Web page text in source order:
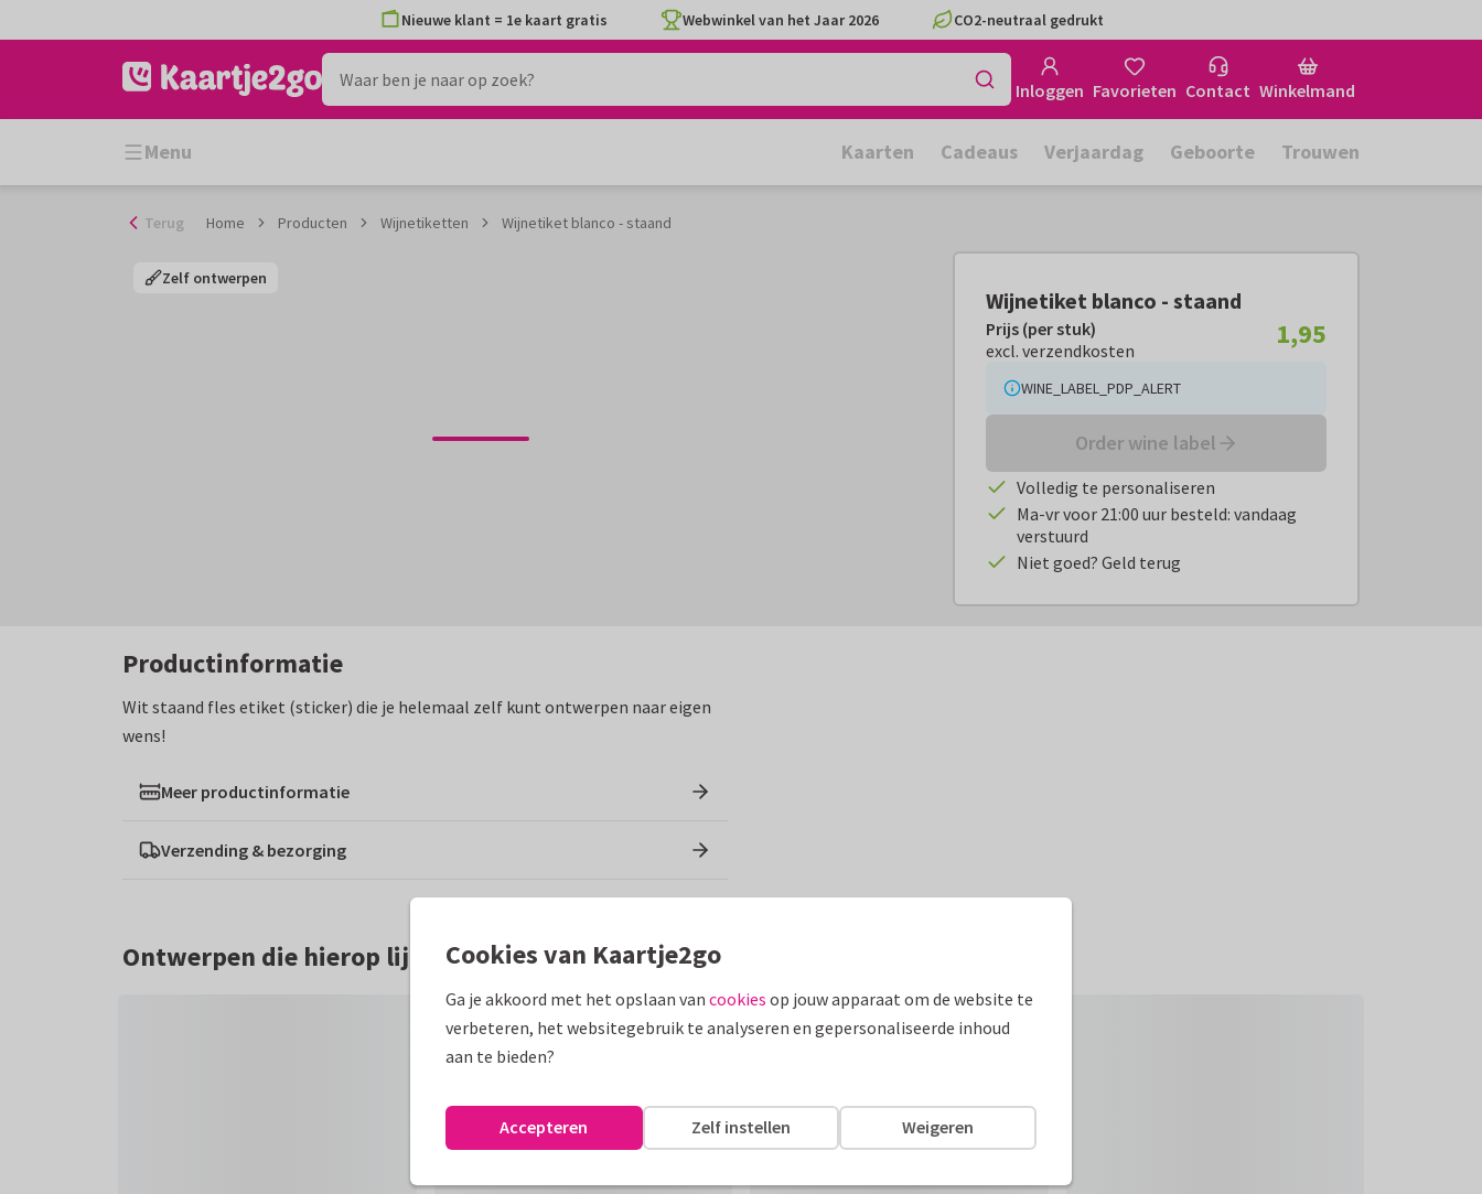
naar
Nieuwe klant = 1e kaart gratis Webwinkel van het Jaar 2026 CO2-neutraal gedrukt
Inloggen Favorieten Contact Winkelmand
Menu Kaarten Cadeaus Verjaardag Geboorte Trouwen
Terug Home Producten Wijnetiketten Wijnetiket blanco - staand
Zelf ontwerpen
Wijnetiket blanco - staand
Prijs (per stuk): excl. verzendkosten
Prijs (per stuk)
excl. verzendkosten
1,95
WINE_LABEL_PDP_ALERT
Order wine label
Volledig te personaliseren
Ma-vr voor 21:00 uur besteld: vandaag
verstuurd
Niet goed? Geld terug
Productinformatie
Wit staand fles etiket (sticker) die je helemaal zelf kunt ontwerpen naar eigen
wens!
Meer productinformatie
Verzending & bezorging
Ontwerpen die hierop lijkenCookies van Kaartje2go
Ga je akkoord met het opslaan van cookies op jouw apparaat om de website te
verbeteren, het websitegebruik te analyseren en gepersonaliseerde inhoud
aan te bieden?
Weigeren
Zelf instellen
Accepteren